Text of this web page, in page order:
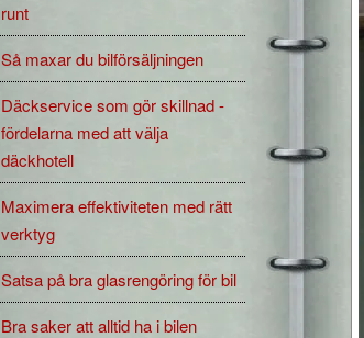
runt
Så maxar du bilförsäljningen
Däckservice som gör skillnad -
fördelarna med att välja
däckhotell
Maximera effektiviteten med rätt
verktyg
Satsa på bra glasrengöring för bil
Bra saker att alltid ha i bilen